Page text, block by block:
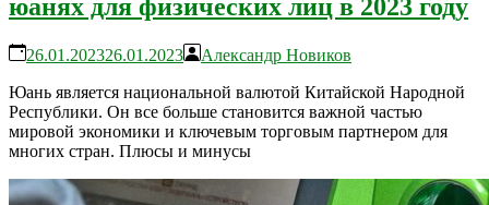
юанях для физических лиц в 2023 году
26.01.202326.01.2023
Александр Новиков
Юань является национальной валютой Китайской Народной
Республики. Он все больше становится важной частью
мировой экономики и ключевым торговым партнером для
многих стран. Плюсы и минусы